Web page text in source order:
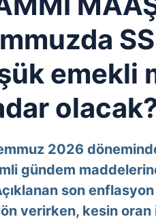
emekli
2026
gündem
son
verirken, kesin oran